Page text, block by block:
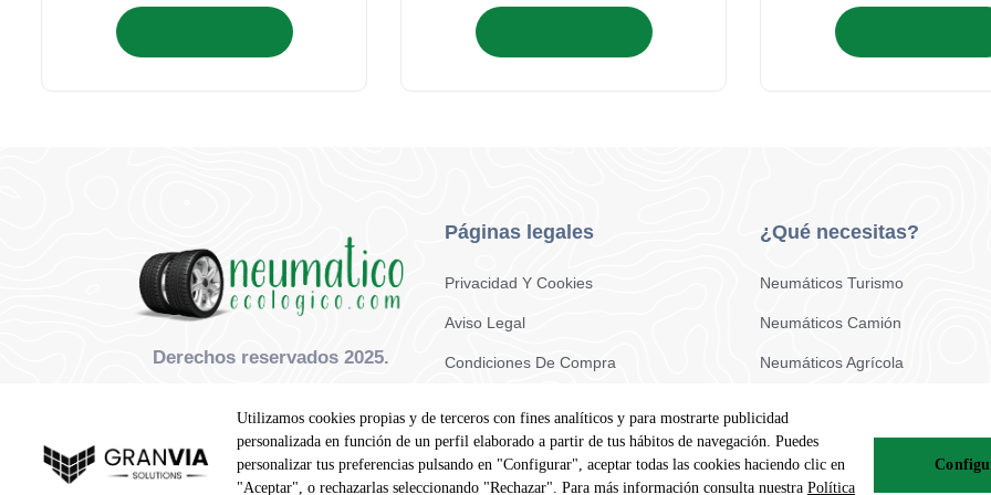
Derechos reservados 2025.
Páginas legales
Privacidad Y Cookies
Aviso Legal
Condiciones De Compra
¿Qué necesitas?
Neumáticos Turismo
Neumáticos Camión
Neumáticos Agrícola
Utilizamos cookies propias y de terceros con fines analíticos y para mostrarte publicidad
personalizada en función de un perfil elaborado a partir de tus hábitos de navegación. Puedes
personalizar tus preferencias pulsando en "Configurar", aceptar todas las cookies haciendo clic en
"Aceptar", o rechazarlas seleccionando "Rechazar". Para más información consulta nuestra Política